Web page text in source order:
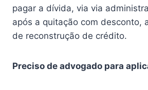
pagar a dívida, via via
após a quitação com desconto,
de reconstrução de crédito.
Preciso de advogado para